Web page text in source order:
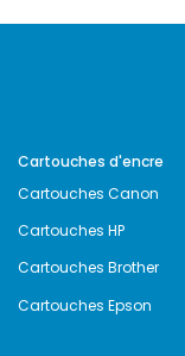
Cartouches d'encre
Cartouches Canon
Cartouches HP
Cartouches Brother
Cartouches Epson